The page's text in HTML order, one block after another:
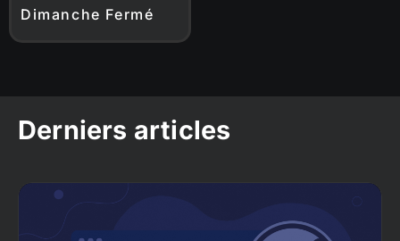
Dimanche Fermé
Derniers articles